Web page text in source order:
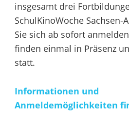
insgesamt drei
SchulKinoWoche Sachsen-
Sie sich ab sofort
finden einmal in Präsenz
statt.
Informationen und
Anmeldemöglichkeiten